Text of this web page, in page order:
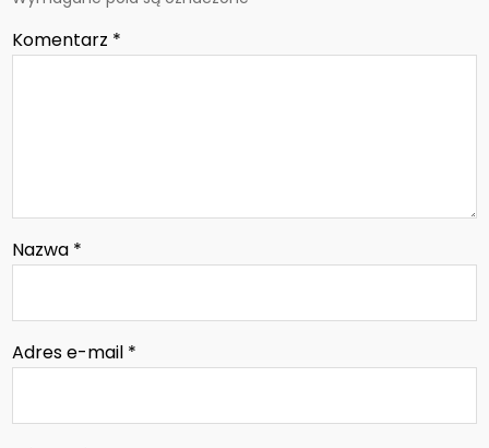
Komentarz *
Nazwa *
Adres e-mail *